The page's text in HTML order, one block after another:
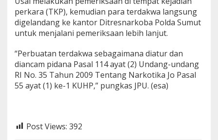
perkara (TKP), kemudian para terdakwa langsung
digelandang ke kantor Ditresnarkoba Polda Sumut
untuk menjalani pemeriksaan lebih lanjut.
“Perbuatan terdakwa sebagaimana diatur dan
diancam pidana Pasal 114 ayat (2) Undang-undang
RI No. 35 Tahun 2009 Tentang Narkotika Jo Pasal
55 ayat (1) ke-1 KUHP,” pungkas JPU. (esa)
Post Views: 392